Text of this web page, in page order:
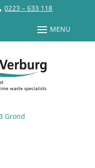
0223 – 633 118
Grond